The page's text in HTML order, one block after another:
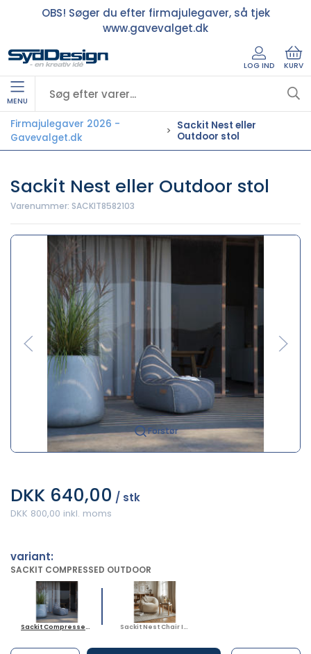
OBS! Søger du efter firmajulegaver, så tjek
www.gavevalget.dk
LOG IND KURV
MENU
Firmajulegaver 2026 -
Gavevalget.dk
Sackit Nest eller
Outdoor stol
Sackit Nest eller Outdoor stol
Varenummer: SACKIT8582103
Forstør
DKK 640,00 / stk
DKK 800,00 inkl. moms
variant:
SACKIT COMPRESSED OUTDOOR
Sackit Compressed Outdoor Sackit Nest Chair Indoor